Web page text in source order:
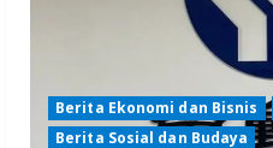
Antologi
Berita Ekonomi dan Bisnis
Berita Sosial dan Budaya